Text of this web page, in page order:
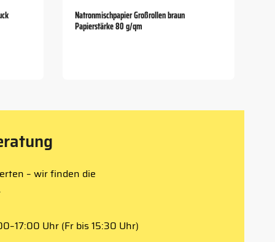
Natronmischpapier Großrollen braun
Papierstärke 80 g/qm
– wir finden die
Uhr (Fr bis 15:30 Uhr)